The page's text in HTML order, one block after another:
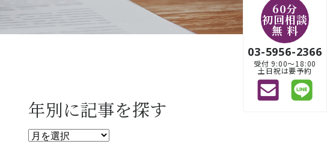
年別に記事を探す
60分
初回相談
無 料
03-5956-2366
受付 9:00〜18:00
土日祝は要予約